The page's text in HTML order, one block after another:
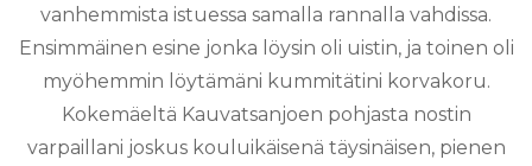
vanhemmista istuessa samalla rannalla vahdissa.
Ensimmäinen esine jonka löysin oli uistin, ja toinen oli
myöhemmin löytämäni kummitätini korvakoru.
Kokemäeltä Kauvatsanjoen pohjasta nostin
varpaillani joskus kouluikäisenä täysinäisen, pienen